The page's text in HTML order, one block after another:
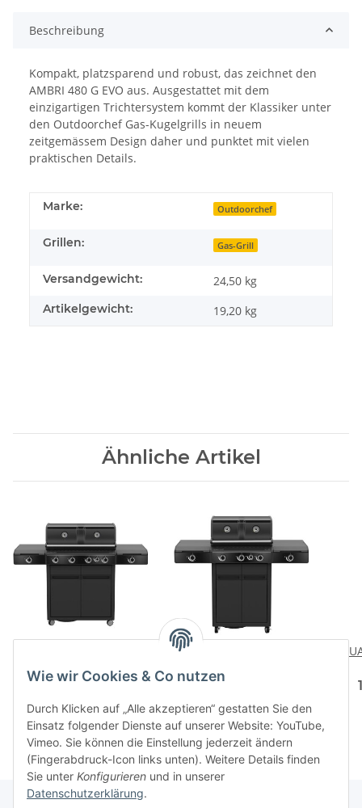
Beschreibung
Kompakt, platzsparend und robust, das zeichnet den
AMBRI 480 G EVO aus. Ausgestattet mit dem
einzigartigen Trichtersystem kommt der Klassiker unter
den Outdoorchef Gas-Kugelgrills in neuem
zeitgemässem Design daher und punktet mit vielen
praktischen Details.
Marke: Outdoorchef
Grillen: Gas-Grill
Versandgewicht: 24,50 kg
Artikelgewicht: 19,20 kg
Ähnliche Artikel
RB 50mbar
1699,00 CHF*
Grillstation HEAT X-345
1399,00 CHF
Wie wir Cookies & Co nutzen
Durch Klicken auf „Alle akzeptieren“ gestatten Sie den
Einsatz folgender Dienste auf unserer Website: YouTube,
Vimeo. Sie können die Einstellung jederzeit ändern
(Fingerabdruck-Icon links unten). Weitere Details finden
Sie unter Konfigurieren und in unserer
Datenschutzerklärung.